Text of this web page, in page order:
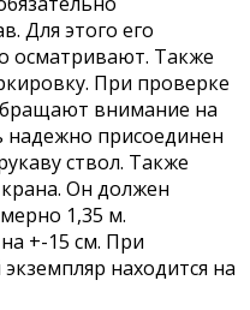
Для этого его
осматривают. Также
При проверке
внимание на
надежно присоединен
ствол. Также
Он должен
1,35 м.
+-15 см. При
находится на